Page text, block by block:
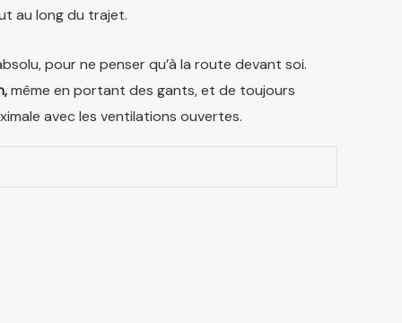
au long du trajet.
pour ne penser qu’à la route devant soi.
même en portant des gants, et de toujours
avec les ventilations ouvertes.